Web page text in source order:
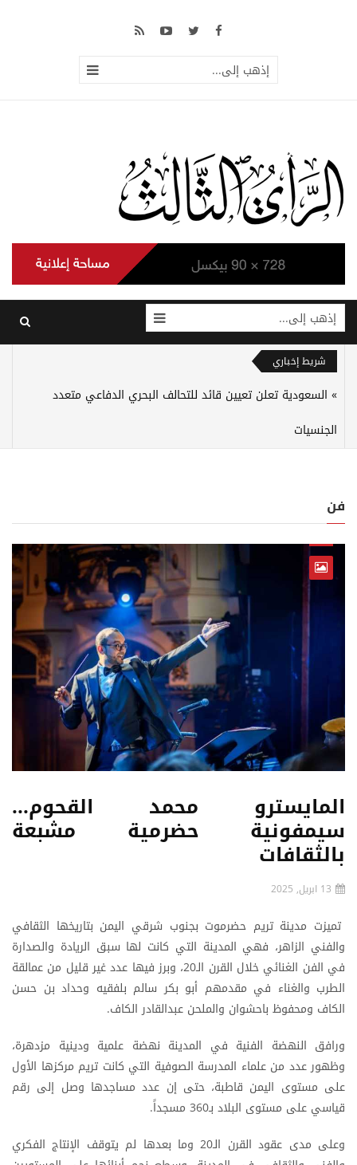
إذهب إلى...
إذهب إلى...
شريط إخباري
السعودية تعلن تعيين قائد للتحالف البحري الدفاعي متعدد
الجنسيات
فن
المايسترو محمد القحوم...
سيمفونية حضرمية مشبعة
بالثقافات
13 ابريل, 2025
تميزت مدينة تريم حضرموت بجنوب شرقي اليمن بتاريخها الثقافي
والفني الزاهر، فهي المدينة التي كانت لها سبق الريادة والصدارة
في الفن الغنائي خلال القرن الـ20، وبرز فيها عدد غير قليل من عمالقة
الطرب والغناء في مقدمهم أبو بكر سالم بلفقيه وحداد بن حسن
الكاف ومحفوظ باحشوان والملحن عبدالقادر الكاف.
ورافق النهضة الفنية في المدينة نهضة علمية ودينية مزدهرة،
وظهور عدد من علماء المدرسة الصوفية التي كانت تريم مركزها الأول
على مستوى اليمن قاطبة، حتى إن عدد مساجدها وصل إلى رقم
قياسي على مستوى البلاد بـ360 مسجداً.
وعلى مدى عقود القرن الـ20 وما بعدها لم يتوقف الإنتاج الفكري